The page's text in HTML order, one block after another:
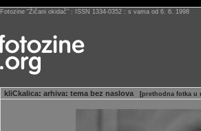
Fotozine “Žičani okidač” : ISSN 1334-0352 : s vama od 6. 6. 1998
kliCkalica: arhiva: tema bez naslova [prethodna fotka u